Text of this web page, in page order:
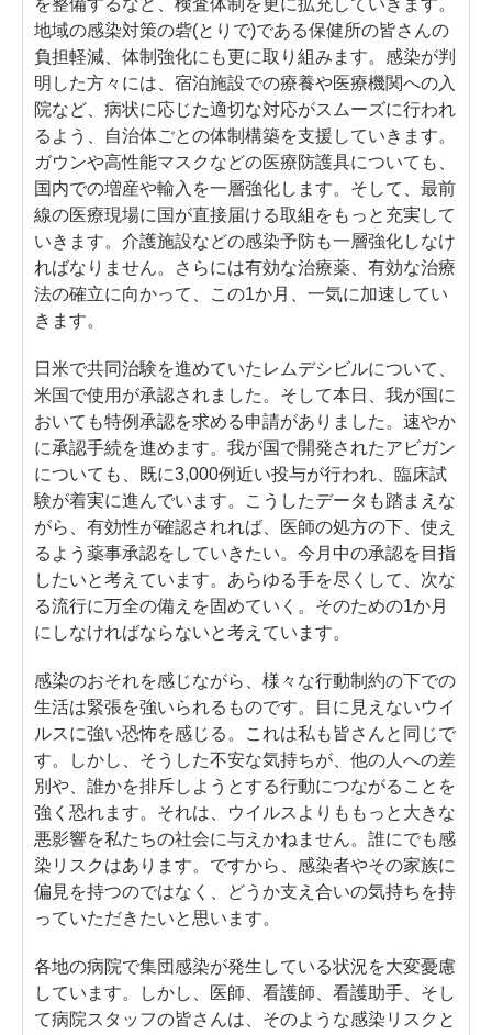
を整備するなど、検査体制を更に拡充していきます。
地域の感染対策の砦(とりで)である保健所の皆さんの
負担軽減、体制強化にも更に取り組みます。感染が判
明した方々には、宿泊施設での療養や医療機関への入
院など、病状に応じた適切な対応がスムーズに行われ
るよう、自治体ごとの体制構築を支援していきます。
ガウンや高性能マスクなどの医療防護具についても、
国内での増産や輸入を一層強化します。そして、最前
線の医療現場に国が直接届ける取組をもっと充実して
いきます。介護施設などの感染予防も一層強化しなけ
ればなりません。さらには有効な治療薬、有効な治療
法の確立に向かって、この1か月、一気に加速してい
きます。
日米で共同治験を進めていたレムデシビルについて、
米国で使用が承認されました。そして本日、我が国に
おいても特例承認を求める申請がありました。速やか
に承認手続を進めます。我が国で開発されたアビガン
についても、既に3,000例近い投与が行われ、臨床試
験が着実に進んでいます。こうしたデータも踏まえな
がら、有効性が確認されれば、医師の処方の下、使え
るよう薬事承認をしていきたい。今月中の承認を目指
したいと考えています。あらゆる手を尽くして、次な
る流行に万全の備えを固めていく。そのための1か月
にしなければならないと考えています。
感染のおそれを感じながら、様々な行動制約の下での
生活は緊張を強いられるものです。目に見えないウイ
ルスに強い恐怖を感じる。これは私も皆さんと同じで
す。しかし、そうした不安な気持ちが、他の人への差
別や、誰かを排斥しようとする行動につながることを
強く恐れます。それは、ウイルスよりももっと大きな
悪影響を私たちの社会に与えかねません。誰にでも感
染リスクはあります。ですから、感染者やその家族に
偏見を持つのではなく、どうか支え合いの気持ちを持
っていただきたいと思います。
各地の病院で集団感染が発生している状況を大変憂慮
しています。しかし、医師、看護師、看護助手、そし
て病院スタッフの皆さんは、そのような感染リスクと